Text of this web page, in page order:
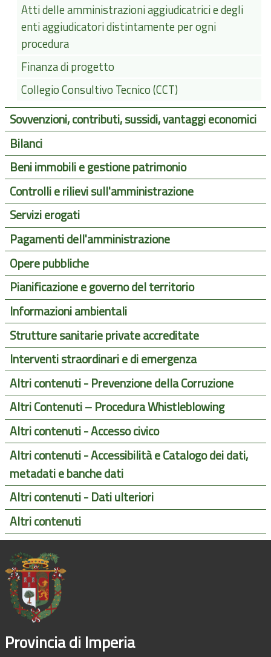
Atti delle amministrazioni aggiudicatrici e degli
enti aggiudicatori distintamente per ogni
procedura
Finanza di progetto
Collegio Consultivo Tecnico (CCT)
Sovvenzioni, contributi, sussidi, vantaggi economici
Bilanci
Beni immobili e gestione patrimonio
Controlli e rilievi sull'amministrazione
Servizi erogati
Pagamenti dell'amministrazione
Opere pubbliche
Pianificazione e governo del territorio
Informazioni ambientali
Strutture sanitarie private accreditate
Interventi straordinari e di emergenza
Altri contenuti - Prevenzione della Corruzione
Altri Contenuti – Procedura Whistleblowing
Altri contenuti - Accesso civico
Altri contenuti - Accessibilità e Catalogo dei dati,
metadati e banche dati
Altri contenuti - Dati ulteriori
Altri contenuti
Provincia di Imperia